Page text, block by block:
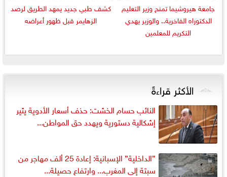
جامعة هيروشيما تمنح وزير التعليم
الدكتوراه الفاخرية.. والوزير يهدي
التكريم للمعلمين
كشف طبي جديد يمهد الطريق لرصد
الزهايمر قبل ظهور أعراضه
الأكثر قراءةً
النائب حسام الخشت: حذف أسعار الأدوية يثير
إشكالية دستورية ويهدد حق المواطن...
”الداخلية” الإسبانية: إعادة 25 ألف مهاجر من
سبتة إلى المغرب... وارتفاع حصيلة...